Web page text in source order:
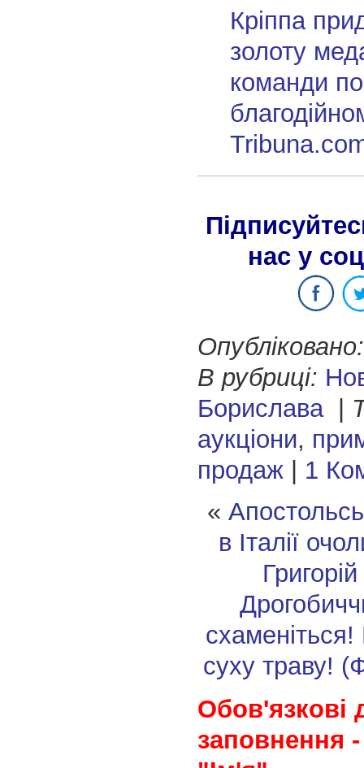
Кріппа
золоту
команди
нас у
Опубліковано:
В рубриці:
Борислава|
аукціони,
продаж| 1
«
в Італії
суху траву!
Обов'язкові
заповнення